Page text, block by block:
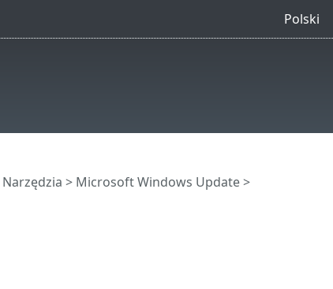
Polski
Narzędzia > Microsoft Windows Update>